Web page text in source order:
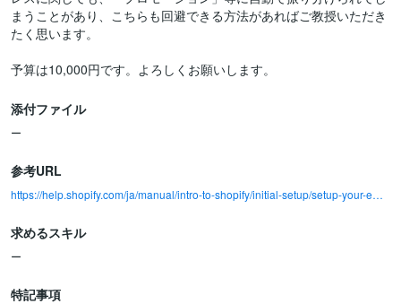
まうことがあり、こちらも回避できる方法があればご教授いただき
たく思います。
添付ファイル
ー
参考URL
https://help.shopify.com/ja/manual/intro-to-shopify/initial-setup/setup-your-email#part-b84da8247b6d6d51
求めるスキル
ー
特記事項